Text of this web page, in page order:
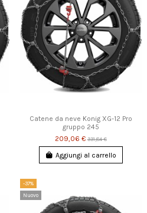
Catene da neve Konig XG-12 Pro
gruppo 245
209,06 €331,84 €
Aggiungi al carrello
-37%
Nuovo